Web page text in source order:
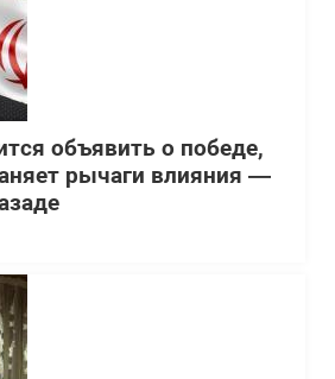
объявить о победе,
рычаги влияния —